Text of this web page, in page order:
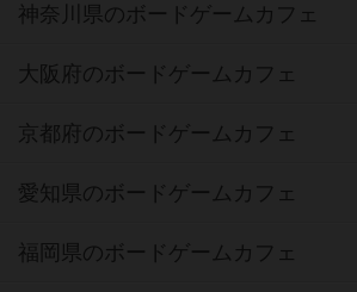
神奈川県のボードゲームカフェ
大阪府のボードゲームカフェ
京都府のボードゲームカフェ
愛知県のボードゲームカフェ
福岡県のボードゲームカフェ